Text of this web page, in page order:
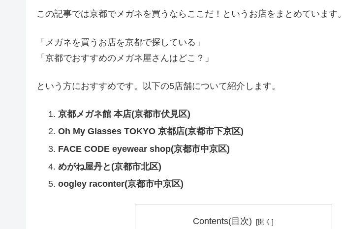
この記事では京都でメガネを買うならここだ！というお店をまとめています。
「メガネを買うお店を京都で探している」
「京都でおすすめのメガネ屋さんはどこ？」
という方におすすめです。以下の5店舗について紹介します。
京都メガネ館 本店(京都市伏見区)
Oh My Glasses TOKYO 京都店(京都市下京区)
FACE CODE eyewear shop(京都市中京区)
めがね屋丹と(京都市北区)
oogley raconter(京都市中京区)
Contents(目次)